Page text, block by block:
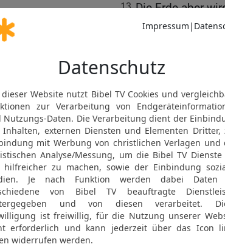
13 Die Erde aber
schlimmen Taten,
Gebet um die
14 Sorge für dein
sind doch dein
kargem Boden,
Herde, auf die
alten Zeiten!
15 Vollbringe
aus Ägypten zogst!
16 Ohnmächtig
ihrer Macht, es soll
Sehen sollen ihnen
sie sollen sich